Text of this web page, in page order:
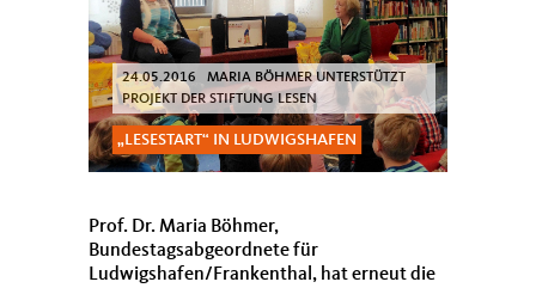
24.05.2016 MARIA BÖHMER UNTERSTÜTZT
PROJEKT DER STIFTUNG LESEN
LESESTART“ IN LUDWIGSHAFEN
Prof. Dr. Maria Böhmer,
Bundestagsabgeordnete für
Ludwigshafen/Frankenthal, hat erneut die